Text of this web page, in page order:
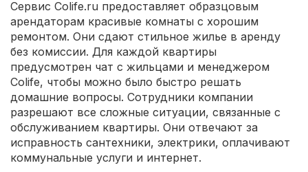
Сервис Colife.ru предоставляет образцовым
арендаторам красивые комнаты с хорошим
ремонтом. Они сдают стильное жилье в аренду
без комиссии. Для каждой квартиры
предусмотрен чат с жильцами и менеджером
Colife, чтобы можно было быстро решать
домашние вопросы. Сотрудники компании
разрешают все сложные ситуации, связанные с
обслуживанием квартиры. Они отвечают за
исправность сантехники, электрики, оплачивают
коммунальные услуги и интернет.